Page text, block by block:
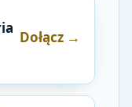
Dołącz →